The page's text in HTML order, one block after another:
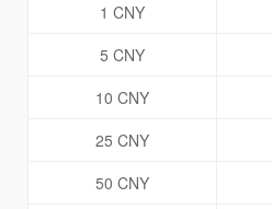
1 CNY
5 CNY
10 CNY
25 CNY
50 CNY